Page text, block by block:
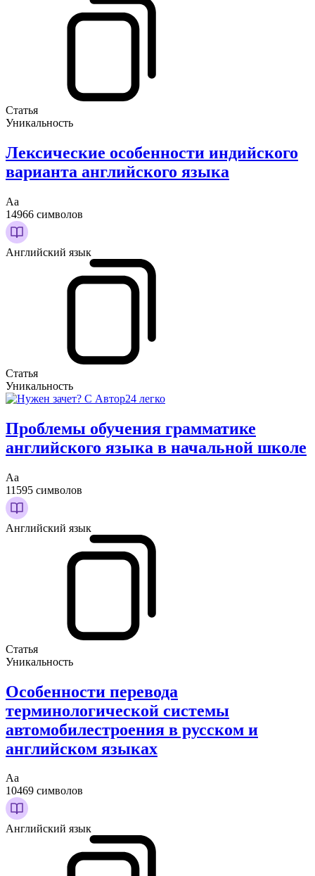
Статья
Уникальность
Лексические особенности индийского
варианта английского языка
Аа
14966 символов
Английский язык
Статья
Уникальность
Проблемы обучения грамматике
английского языка в начальной школе
Аа
11595 символов
Английский язык
Статья
Уникальность
Особенности перевода
терминологической системы
автомобилестроения в русском и
английском языках
Аа
10469 символов
Английский язык